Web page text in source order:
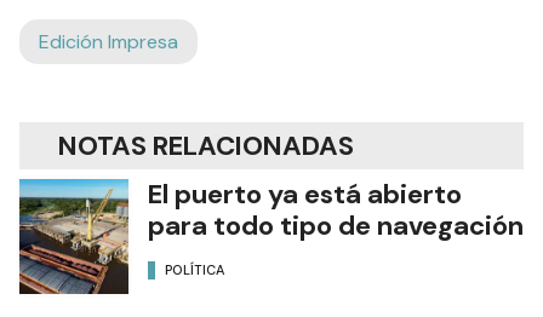
Edición Impresa
NOTAS RELACIONADAS
El puerto ya está abierto
para todo tipo de navegación
POLÍTICA